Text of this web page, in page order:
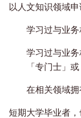
以人文知识领域
学习过与业
学习过与业
「专门士」
在相关领域拥
短期大学毕业者